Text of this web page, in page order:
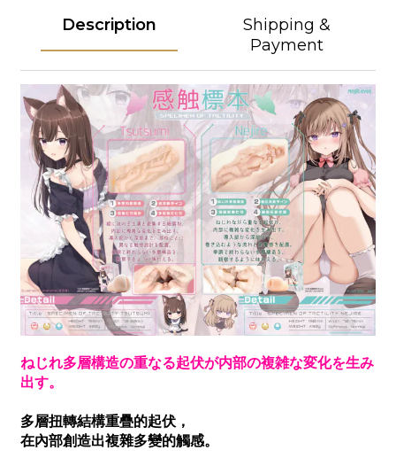
Description
Shipping &
Payment
ねじれ多層構造の重なる起伏が内部の複雑な変化を生み
出す。
多層扭轉結構重疊的起伏，
在內部創造出複雜多變的觸感。